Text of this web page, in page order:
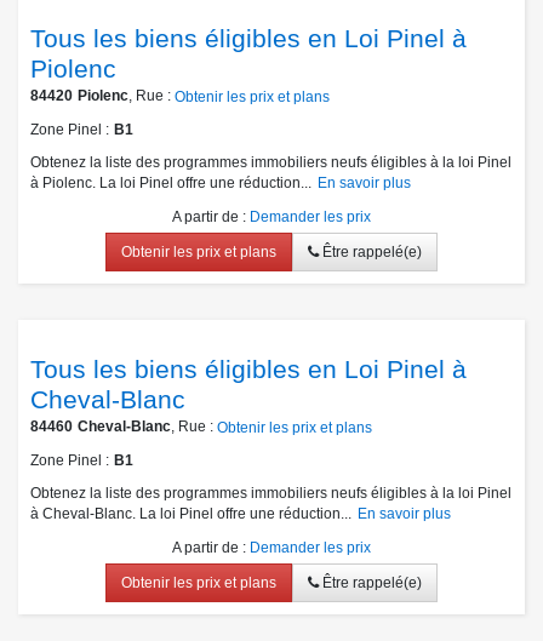
Tous les biens éligibles en Loi Pinel à
Piolenc
84420 Piolenc , Rue : Obtenir les prix et plans
Zone Pinel
B1
Obtenez la liste des programmes immobiliers neufs éligibles à la loi Pinel
à Piolenc. La loi Pinel offre une réduction...
En savoir plus
A partir de : Demander les prix
Obtenir les prix et plans Être rappelé(e)
Tous les biens éligibles en Loi Pinel à
Cheval-Blanc
84460 Cheval-Blanc , Rue : Obtenir les prix et plans
Zone Pinel
B1
Obtenez la liste des programmes immobiliers neufs éligibles à la loi Pinel
à Cheval-Blanc. La loi Pinel offre une réduction...
En savoir plus
A partir de : Demander les prix
Obtenir les prix et plans Être rappelé(e)